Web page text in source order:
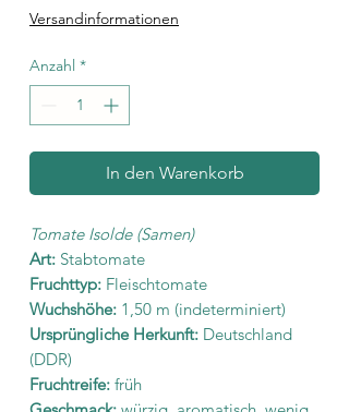
Versandinformationen
Anzahl *
In den Warenkorb
Tomate Isolde (Samen)
Art: Stabtomate
Fruchttyp: Fleischtomate
Wuchshöhe: 1,50 m (indeterminiert)
Ursprüngliche Herkunft: Deutschland
(DDR)
Fruchtreife: früh